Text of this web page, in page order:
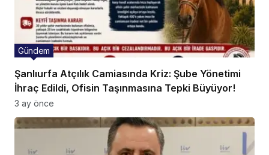
Şanlıurfa Atçılık Camiasında Kriz: Şube Yönetimi
İhraç Edildi, Ofisin Taşınmasına Tepki Büyüyor!
Gündem
3 ay önce